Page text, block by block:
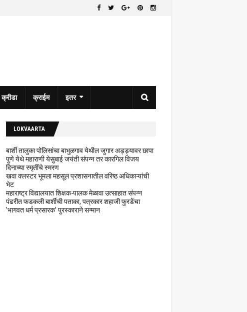
क्रीडा क्राईम इतर
LOKVAARTA
बार्शी तालुका पोलिसांचा बाभुळगाव येथील जुगार अड्ड्यावर छापा
पुणे येथे महाराणी येसुबाई जयंती संपन्न तर कारगिल विजय
दिनाच्या स्मृतींचे स्मरण
खवा क्लस्टर भूमला महसूल प्रशासनातील वरिष्ठ अधिकाऱ्यांची
भेट
महाराष्ट्र विद्यालयात शिक्षक-पालक मेळावा उत्साहात संपन्न
पंढरीत फडकली बार्शीची पताका, पत्रकार शहाजी फुरडेंचा
'भागवत धर्म प्रसारक' पुरस्काराने सन्मान